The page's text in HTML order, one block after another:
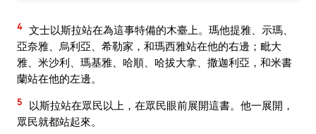
4 文士以斯拉站在為這事特備的木臺上。瑪他提雅、示瑪、
亞奈雅、烏利亞、希勒家，和瑪西雅站在他的右邊；毗大
雅、米沙利、瑪基雅、哈順、哈拔大拿、撒迦利亞，和米書
蘭站在他的左邊。
5
以斯拉站在眾民以上，在眾民眼前展開這書。他一展開，
眾民就都站起來。